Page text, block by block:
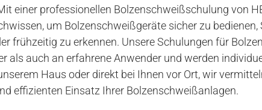
einer professionellen Bolzenschweißschulung von
um Bolzenschweißgeräte sicher zu
frühzeitig zu erkennen. Unsere Schulungen für
als auch an erfahrene Anwender und werden
Haus oder direkt bei Ihnen vor Ort, wir
effizienten Einsatz Ihrer Bolzenschweißanlagen.